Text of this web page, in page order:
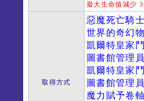
最大生命值減少
取得方式
惡魔死亡騎
世界的奇幻
凱爾特皇家
圖書館管理
凱爾特皇家
圖書館管理
魔力賦予卷